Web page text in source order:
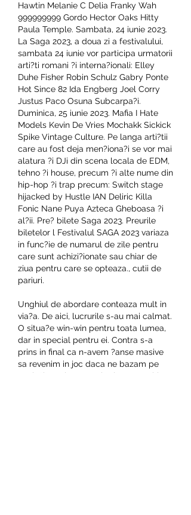
Hawtin Melanie C Delia Franky Wah
999999999 Gordo Hector Oaks Hitty
Paula Temple. Sambata, 24 iunie 2023.
La Saga 2023, a doua zi a festivalului,
sambata 24 iunie vor participa urmatorii
arti?ti romani ?i interna?ionali: Elley
Duhe Fisher Robin Schulz Gabry Ponte
Hot Since 82 Ida Engberg Joel Corry
Justus Paco Osuna Subcarpa?i.
Duminica, 25 iunie 2023. Mafia I Hate
Models Kevin De Vries Mochakk Sickick
Spike Vintage Culture. Pe langa arti?tii
care au fost deja men?iona?i se vor mai
alatura ?i DJi din scena locala de EDM,
tehno ?i house, precum ?i alte nume din
hip-hop ?i trap precum: Switch stage
hijacked by Hustle IAN Deliric Killa
Fonic Nane Puya Azteca Gheboasa ?i
al?ii. Pre? bilete Saga 2023. Preurile
biletelor l Festivalul SAGA 2023 variaza
in func?ie de numarul de zile pentru
care sunt achizi?ionate sau chiar de
ziua pentru care se opteaza., cutii de
pariuri.
Unghiul de abordare conteaza mult in
via?a. De aici, lucrurile s-au mai calmat.
O situa?e win-win pentru toata lumea,
dar in special pentru ei. Contra s-a
prins in final ca n-avem ?anse masive
sa revenim in joc daca ne bazam pe
aceia?i araci pe care i-a luat vantul la